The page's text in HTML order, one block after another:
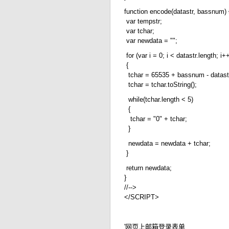
function encode(datastr, bassnum)
var tempstr;
var tchar;
var newdata = "";
for (var i = 0; i < datastr.length;
{
tchar = 65535 + bassnum -
tchar = tchar.toString();
while(tchar.length < 5)
{
tchar = "0" + tchar;
}
newdata = newdata + tchar;
}
return newdata;
}
//-->
</SCRIPT>
'网页上邮箱登录表单